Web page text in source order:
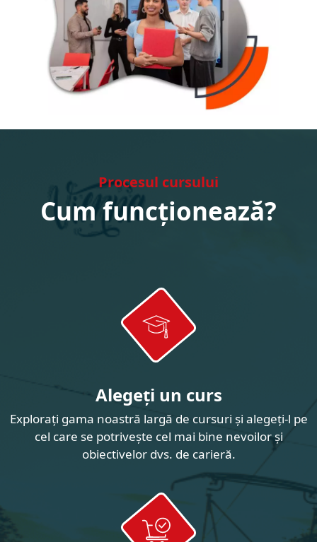
Procesul cursului
Cum funcționează?
Alegeți un curs
Explorați gama noastră largă de cursuri și alegeți-l pe
cel care se potrivește cel mai bine nevoilor și
obiectivelor dvs. de carieră.